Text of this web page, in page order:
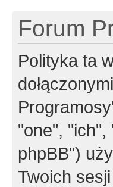
Forum
Polityka ta
"one", "ich",
phpBB")
Twoich